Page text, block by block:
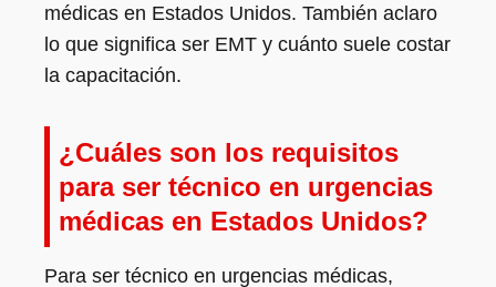
médicas en Estados Unidos. También aclaro
lo que significa ser EMT y cuánto suele costar
la capacitación.
¿Cuáles son los requisitos
para ser técnico en urgencias
médicas en Estados Unidos?
Para ser técnico en urgencias médicas,